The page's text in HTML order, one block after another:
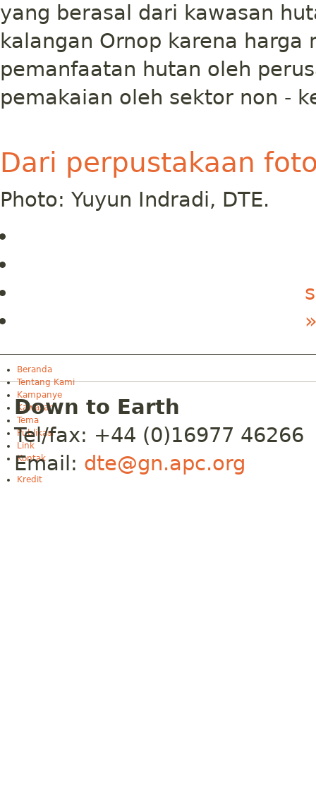
yang berasal dari kawasan
kalangan Ornop karena
pemanfaatan hutan oleh
pemakaian oleh sektor non -
Dari perpustakaan
Photo: Yuyun Indradi, DTE.
Beranda
Tentang Kami
Kampanye
Kawasan
Tema
Publikasi
Link
Kontak
Kredit
Down to Earth
Tel/fax: +44 (0)16977 46266
Email: dte@gn.apc.org